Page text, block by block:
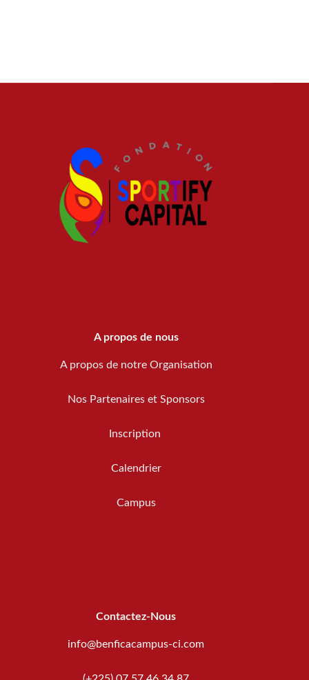
A propos de nous
A propos de notre Organisation
Nos Partenaires et Sponsors
Inscription
Calendrier
Campus
Contactez-Nous
info@benficacampus-ci.com